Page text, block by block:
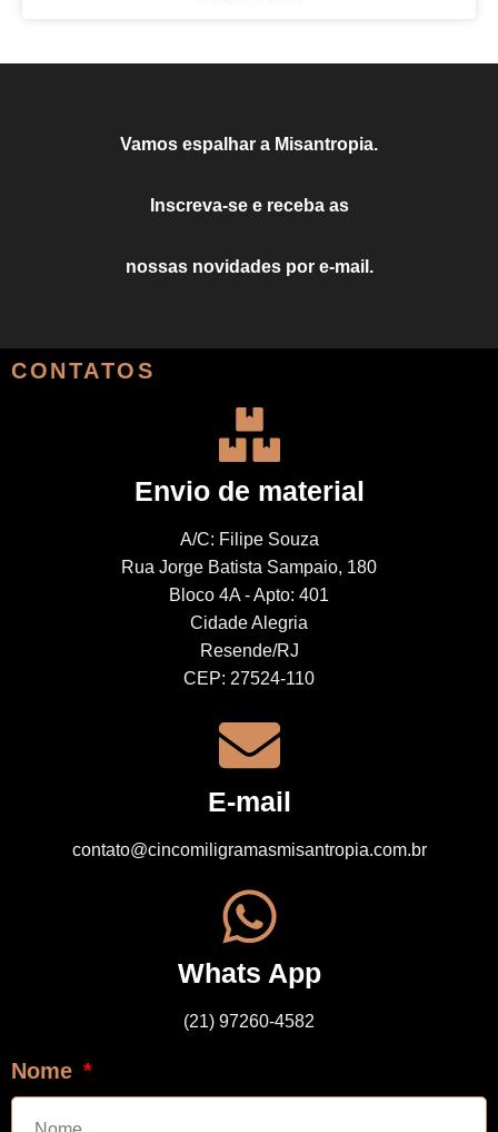
Vamos espalhar a Misantropia.
Inscreva-se e receba as
nossas novidades por e-mail.
CONTATOS
Envio de material
A/C: Filipe Souza
Rua Jorge Batista Sampaio, 180
Bloco 4A - Apto: 401
Cidade Alegria
Resende/RJ
CEP: 27524-110
E-mail
contato@cincomiligramasmisantropia.com.br
Whats App
(21) 97260-4582
Nome